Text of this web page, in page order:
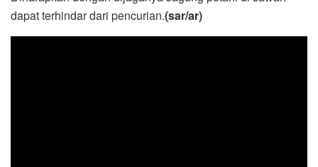
dapat terhindar dari pencurian.(sar/ar)